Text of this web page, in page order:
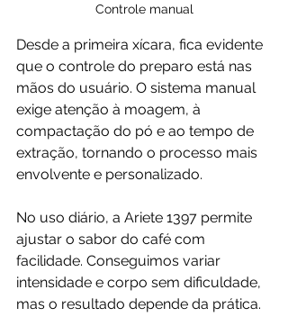
Controle manual
Desde a primeira xícara, fica evidente
que o controle do preparo está nas
mãos do usuário. O sistema manual
exige atenção à moagem, à
compactação do pó e ao tempo de
extração, tornando o processo mais
envolvente e personalizado.
No uso diário, a Ariete 1397 permite
ajustar o sabor do café com
facilidade. Conseguimos variar
intensidade e corpo sem dificuldade,
mas o resultado depende da prática.